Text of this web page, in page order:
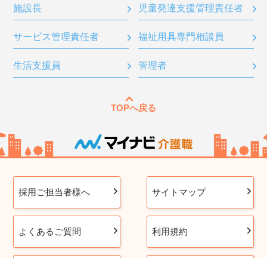
施設長 児童発達支援管理責任者
サービス管理責任者 福祉用具専門相談員
生活支援員 管理者
TOPへ戻る
採用ご担当者様へ サイトマップ
よくあるご質問 利用規約